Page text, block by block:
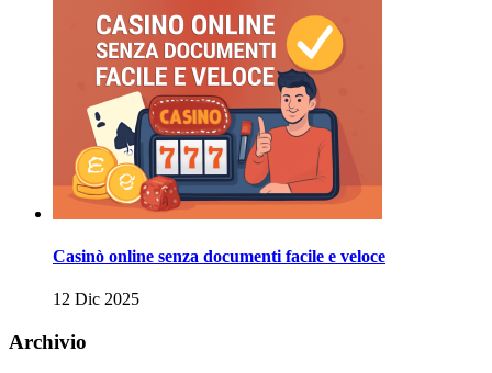
Casinò online senza documenti facile e veloce
12 Dic 2025
Archivio